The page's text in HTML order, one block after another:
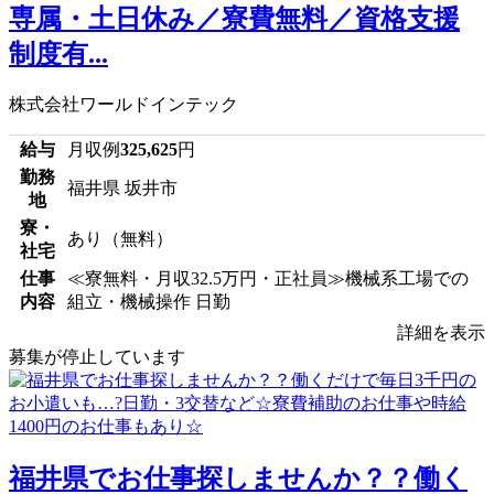
専属・土日休み／寮費無料／資格支援
制度有...
株式会社ワールドインテック
給与 月収例325,625円
勤務
地
福井県 坂井市
寮・
社宅
あり（無料）
仕事
内容
≪寮無料・月収32.5万円・正社員≫機械系工場での
組立・機械操作 日勤
詳細を表示
募集が停止しています
福井県でお仕事探しませんか？？働く